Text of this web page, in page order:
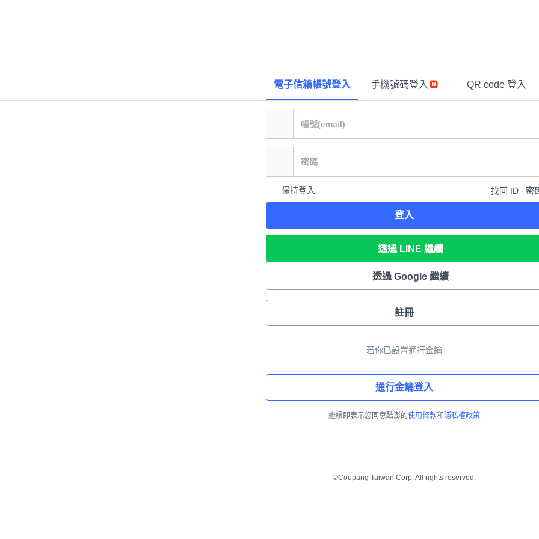
電子信箱帳號登入 手機號碼登入 QR code 登入
保持登入 找回 ID ∙ 密
登入
透過 LINE 繼續
透過 Google 繼續
註冊
若你已設置通行金鑰
通行金鑰登入
繼續即表示您同意酷澎的使用條款和 隱私權政策
©Coupang Taiwan Corp. All rights reserved.